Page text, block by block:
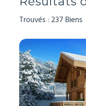
Trouvés : 237Biens